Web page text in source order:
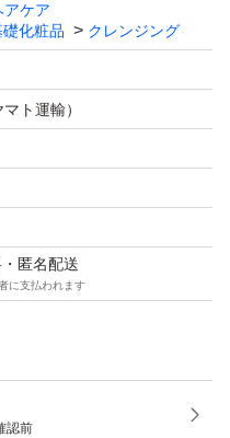
アケア
化粧品
クレンジング
ト運輸）
匿名配送
に支払われます
認前